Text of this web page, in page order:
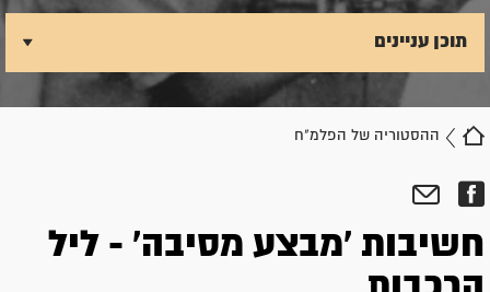
ההסטוריה של הפלמ"ח
תוכן עניינים
חשיבות 'מבצע מסיבה' - ליל